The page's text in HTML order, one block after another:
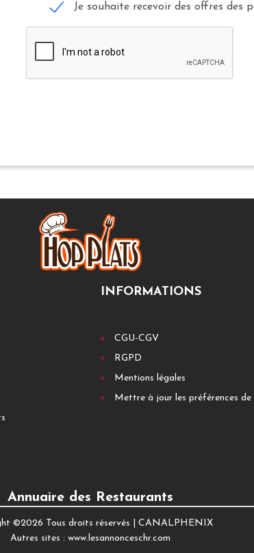
Je souhaite recevoir des offres des
INFORMATIONS
CGU-CGV
RGPD
Mentions légales
Mettre à jour les préférences de
Annuaire des Restaurants
©2026 Tous droits réservés | CANALPHENIX
Autres sites : www.lesannonceschr.com